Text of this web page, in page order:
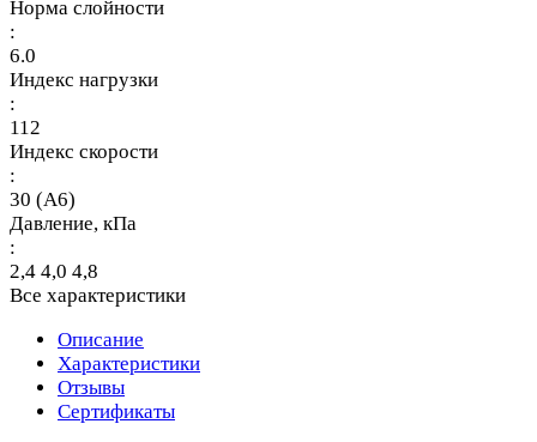
Норма слойности
:
6.0
Индекс нагрузки
:
112
Индекс скорости
:
30 (A6)
Давление, кПа
:
2,4 4,0 4,8
Все характеристики
Описание
Характеристики
Отзывы
Сертификаты